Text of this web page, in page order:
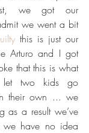
list, we got our
we went a bit
this is just our
Arturo and I got
that this is what
let two kids go
their own ... we
as a result we’ve
have no idea